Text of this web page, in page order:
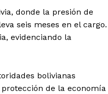
donde la presión de
seis meses en el cargo.
evidenciando la
bolivianas
de la economía